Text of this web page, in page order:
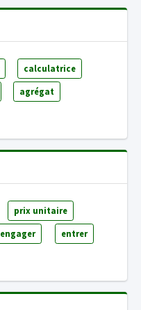
calculatrice
agrégat
prix unitaire
engager entrer